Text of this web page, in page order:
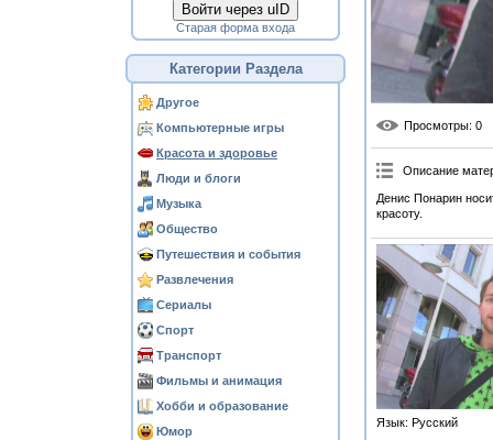
Войти через uID
Старая форма входа
Категории Раздела
Другое
Компьютерные игры
Красота и здоровье
Люди и блоги
Музыка
Общество
Путешествия и события
Развлечения
Сериалы
Спорт
Транспорт
Фильмы и анимация
Хобби и образование
Юмор
Просмотры: 0
Описание
Денис Понарин
красоту.
Язык: Русский